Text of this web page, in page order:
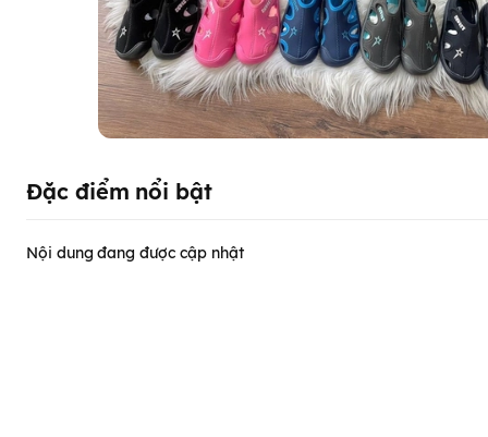
Đặc điểm nổi bật
Nội dung đang được cập nhật